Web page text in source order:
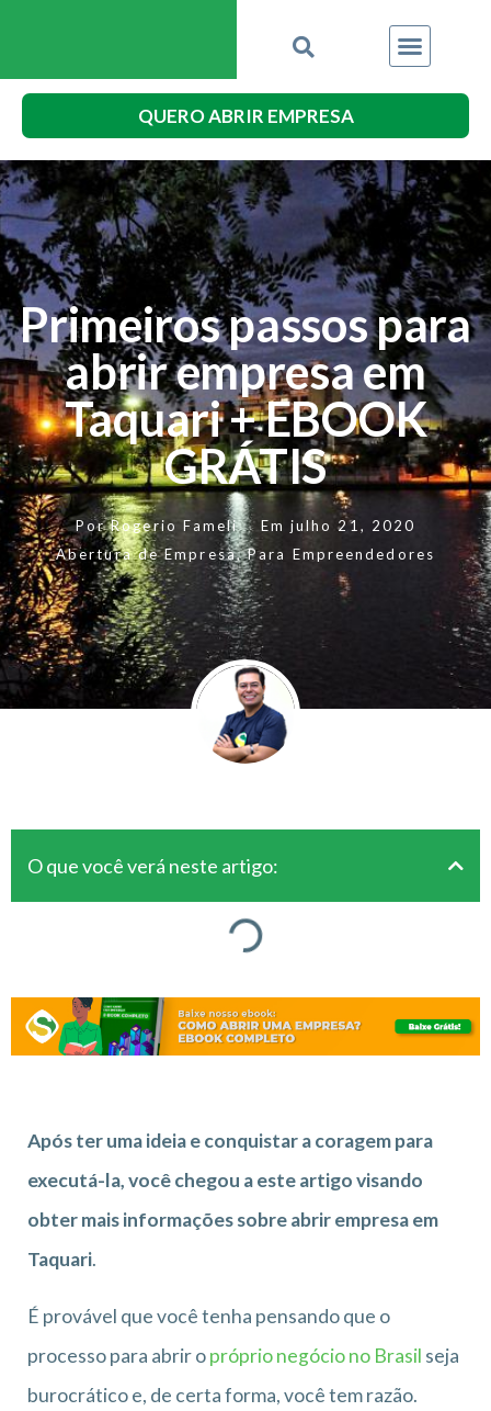
QUERO ABRIR EMPRESA
Primeiros passos para
abrir empresa em
Taquari + EBOOK
GRÁTIS
PorRogerio Fameli Em julho 21, 2020
Abertura de Empresa,Para Empreendedores
O que você verá neste artigo:
Após ter uma ideia e conquistar a coragem para
executá-la, você chegou a este artigo visando
obter mais informações sobre abrir empresa em
Taquari.
É provável que você tenha pensando que o
processo para abrir opróprio negócio no Brasil seja
burocrático e, de certa forma, você tem razão.